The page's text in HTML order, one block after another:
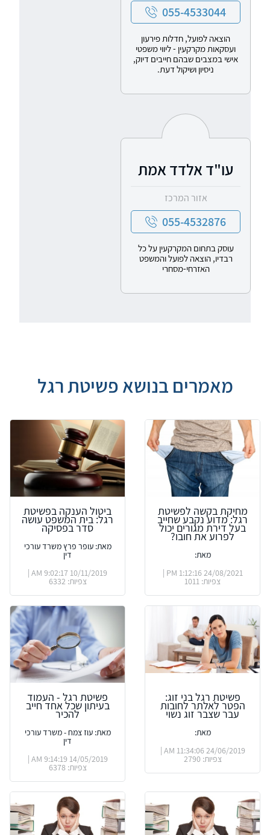
055-4533044
הוצאה לפועל, חדלות פירעון
ועסקאות מקרקעין - ליווי משפטי
אישי במצבים שבהם חייבים דיוק,
ניסיון ושיקול דעת.
עו"ד אלדד אמת
אזור המרכז
055-4532876
עוסק בתחום המקרקעין על כל
רבדיו, הוצאה לפועל והמשפט
האזרחי-מסחרי
מאמרים בנושא פשיטת רגל
מחיקת בקשה לפשיטת
רגל: מדוע נקבע שחייב
בעל דירת מגורים יכול
לפרוע את חובו?
מאת:
24/08/2021 1:12:16 PM |
צפיות: 1011
ביטול הענקה בפשיטת
רגל: בית המשפט עושה
סדר בפסיקה
מאת: עופר פרץ משרד עורכי
דין
10/11/2019 9:02:17 AM |
צפיות: 6332
פשיטת רגל בני זוג:
הפטר לאלתר לחובות
עבר שצבר זוג נשוי
מאת:
24/06/2019 11:34:06 AM |
צפיות: 2790
פשיטת רגל - העמוד
בעיתון שכל אחד חייב
להכיר
מאת: עוז צמח - משרד עורכי
דין
14/05/2019 9:14:19 AM |
צפיות: 6378